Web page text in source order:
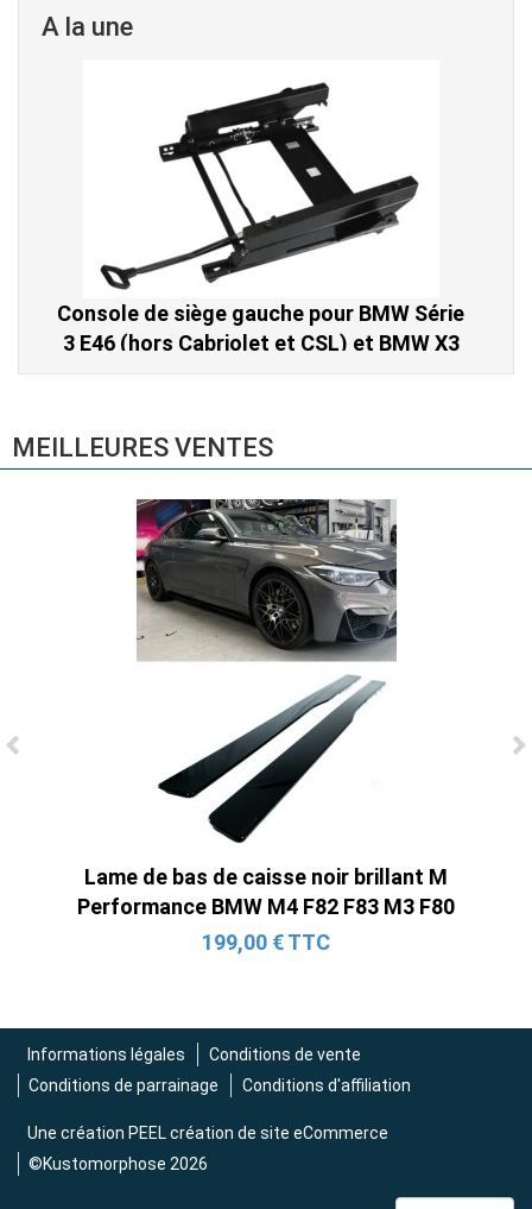
A la une
Console de siège droite pour BMW Série 3
E46 (hors Cabriolet et CSL) et BMW X3
E83 (2004-2010)
865,00 € TTC
Console de siège gauche pour BMW Série
3 E46 (hors Cabriolet et CSL) et BMW X3
E83 (2004-2010)
865,00 € TTC
MEILLEURES VENTES
Lame de bas de caisse noir brillant M
Performance BMW M4 F82 F83 M3 F80
199,00 € TTC
Informations légales
Conditions de vente
Conditions de parrainage
Conditions d'affiliation
Une création PEEL création de site eCommerce
©Kustomorphose 2026